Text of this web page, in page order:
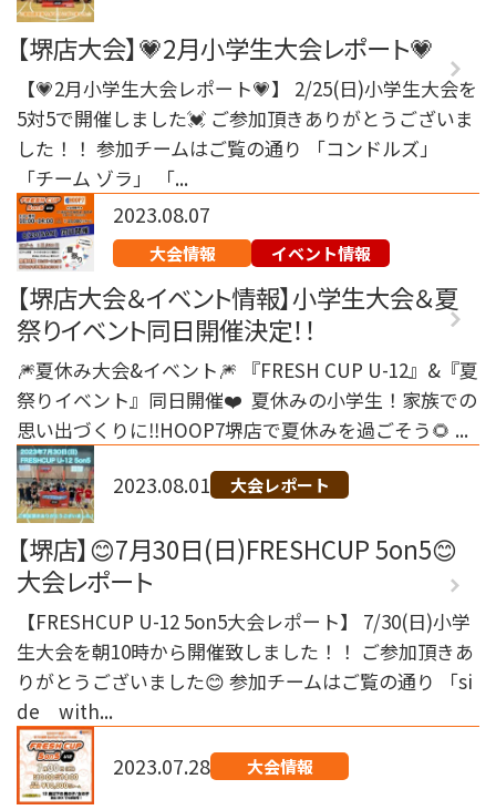
【堺店大会】💗2月小学生大会レポート💗
【💗2月小学生大会レポート💗】 2/25(日)小学生大会を
5対5で開催しました💓 ご参加頂きありがとうございま
した！！ 参加チームはご覧の通り 「コンドルズ」
「チーム ゾラ」 「...
2023.08.07
大会情報 イベント情報
【堺店大会＆イベント情報】小学生大会＆夏
祭りイベント同日開催決定！！
🎆夏休み大会&イベント🎆 『FRESH CUP U-12』&『夏
祭りイベント』同日開催❤️ ⁡ 夏休みの小学生！家族での
思い出づくりに‼️HOOP7堺店で夏休みを過ごそう🌻 ⁡...
2023.08.01 大会レポート
【堺店】😊7月30日(日)FRESHCUP 5on5😊
大会レポート
【FRESHCUP U-12 5on5大会レポート】 7/30(日)小学
生大会を朝10時から開催致しました！！ ご参加頂きあ
りがとうございました😊 参加チームはご覧の通り 「si
de with...
2023.07.28 大会情報